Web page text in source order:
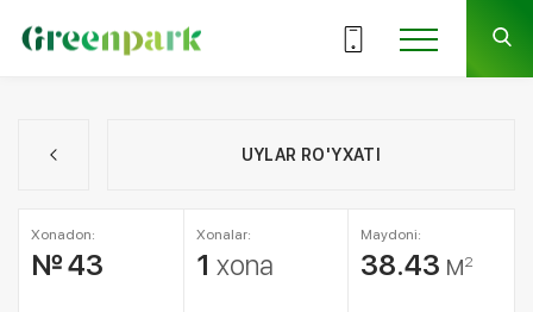
UYLAR RO'YXATI
Xonadon:
№ 43
Xonalar:
1 xona
Maydoni:
38.43 м2